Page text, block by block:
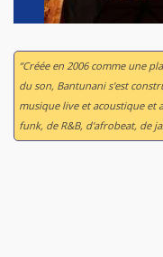
“Créée en 2006 comme une
du son, Bantunani s'est
musique live et acoustique et
funk, de R&B, d'afrobeat, de